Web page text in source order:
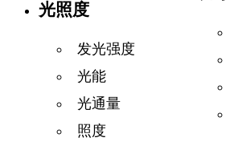
光照度
发光强度
光能
光通量
照度